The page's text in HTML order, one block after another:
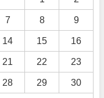
7 8 9
14 15 16
21 22 23
28 29 30